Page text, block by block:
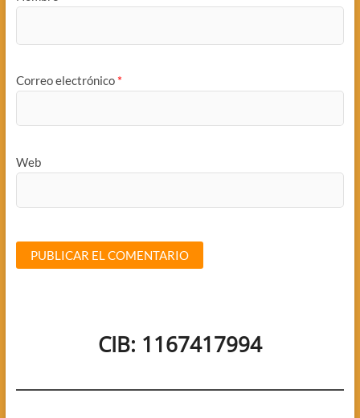
Correo electrónico *
Web
CIB: 1167417994